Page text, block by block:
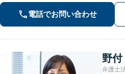
へと
岡駅8
電話でお問い合わせ
野付
弁護士